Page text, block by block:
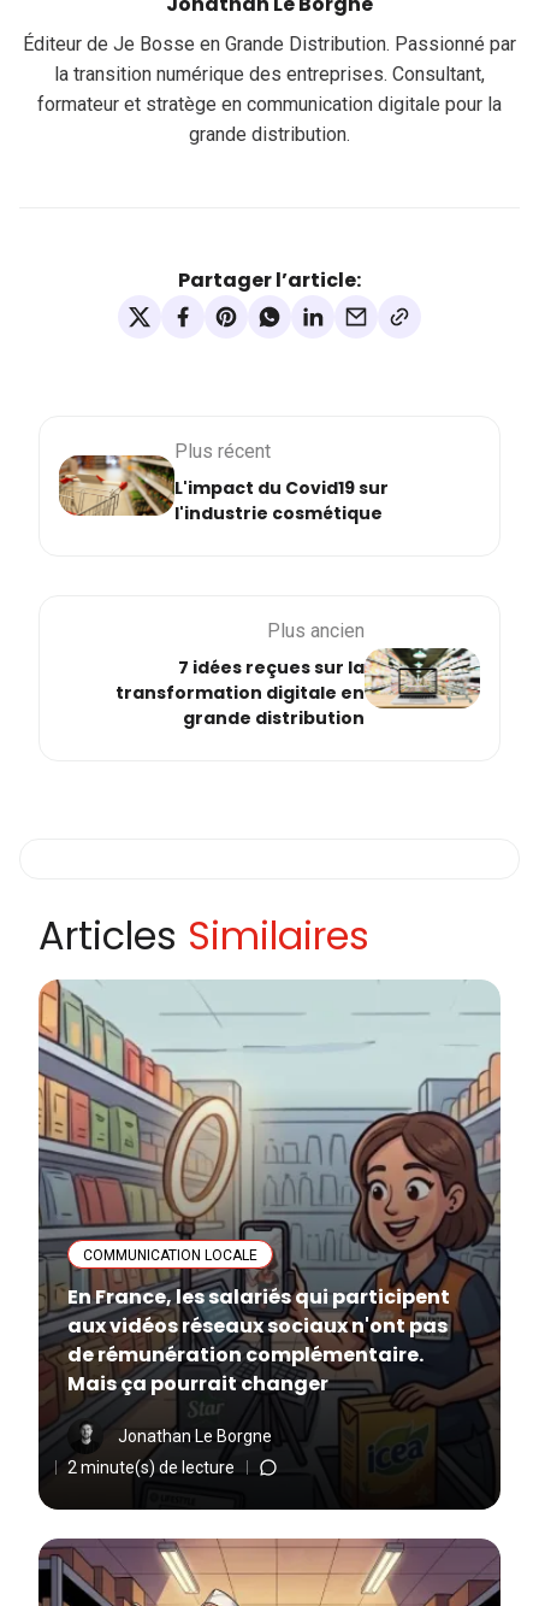
Éditeur de Je Bosse en Grande Distribution. Passionné par
la transition numérique des entreprises. Consultant,
formateur et stratège en communication digitale pour la
grande distribution.
Partager l’article:
Plus récent
L'impact du Covid19 sur
l'industrie cosmétique
Plus ancien
7 idées reçues sur la
transformation digitale en
grande distribution
Articles Similaires
COMMUNICATION LOCALE
En France, les salariés qui participent
aux vidéos réseaux sociaux n'ont pas
de rémunération complémentaire.
Mais ça pourrait changer
Jonathan Le Borgne
2 minute(s) de lecture